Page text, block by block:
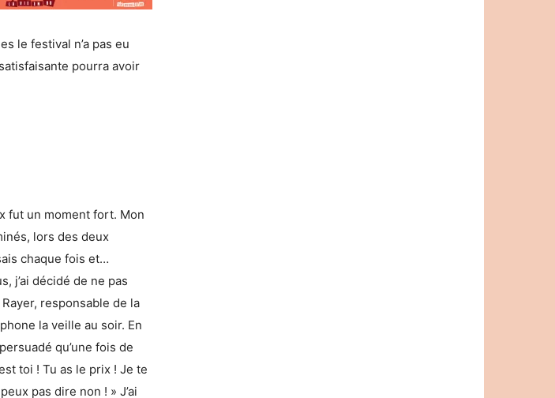
le festival n’a pas eu
pourra avoir
fut un moment fort. Mon
lors des deux
chaque fois et…
j’ai décidé de ne pas
responsable de la
la veille au soir. En
qu’une fois de
toi ! Tu as le prix ! Je te
pas dire non ! » J’ai